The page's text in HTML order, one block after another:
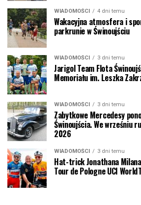
WIADOMOŚCI 4 dni temu
Wakacyjna atmosfera i
parkrunie w Świnoujściu
WIADOMOŚCI 3 dni temu
Jarigol Team Flota
Memoriału im. Leszka
WIADOMOŚCI 3 dni temu
Zabytkowe Mercedesy
Świnoujścia. We wrześniu
2026
WIADOMOŚCI 3 dni temu
Hat-trick Jonathana
Tour de Pologne UCI